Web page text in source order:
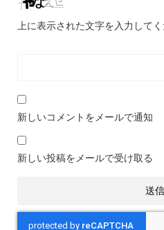
上に表示された文字を入力してく
新しいコメントをメールで通知
新しい投稿をメールで受け取る